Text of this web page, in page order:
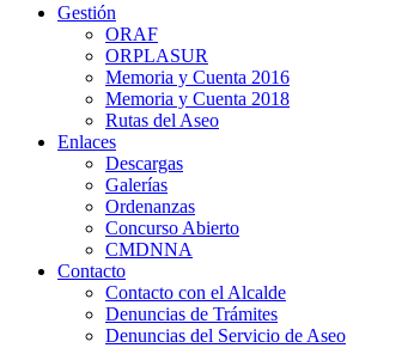
Gestión
ORAF
ORPLASUR
Memoria y Cuenta 2016
Memoria y Cuenta 2018
Rutas del Aseo
Enlaces
Descargas
Galerías
Ordenanzas
Concurso Abierto
CMDNNA
Contacto
Contacto con el Alcalde
Denuncias de Trámites
Denuncias del Servicio de Aseo